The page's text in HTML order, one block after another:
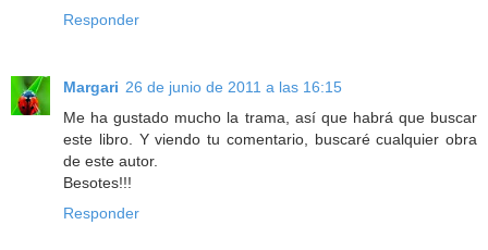
Responder
Margari 26 de junio de 2011 a las 16:15
Me ha gustado mucho la trama, así que habrá que buscar
este libro. Y viendo tu comentario, buscaré cualquier obra
de este autor.
Besotes!!!
Responder